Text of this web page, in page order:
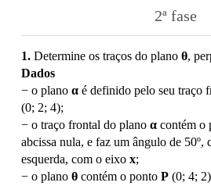
2ª fase
1. Determine os traços do plano θ,
Dados
− o plano αé definido pelo seu traço
(0; 2; 4);
− o traço frontal do plano αcontém o
abcissa nula, e faz um ângulo de 50º,
esquerda, com o eixo x;
− o plano θcontém o ponto P(0; 4; 2)